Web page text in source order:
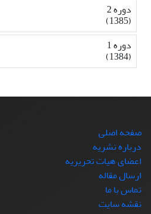
دوره 2
(1385)
دوره 1
(1384)
صفحه اصلی
درباره نشریه
اعضای هیات تحریریه
ارسال مقاله
تماس با ما
نقشه سایت